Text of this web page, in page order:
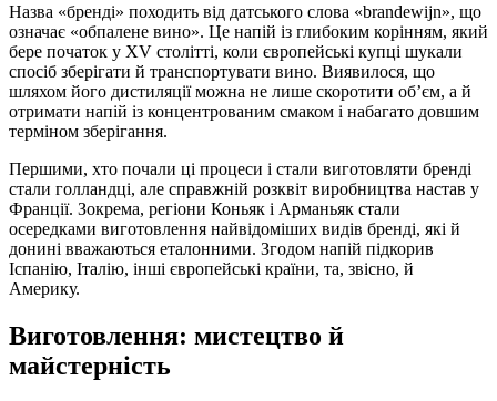
Назва «бренді» походить від датського слова «brandewijn», що
означає «обпалене вино». Це напій із глибоким корінням, який
бере початок у XV столітті, коли європейські купці шукали
спосіб зберігати й транспортувати вино. Виявилося, що
шляхом його дистиляції можна не лише скоротити об’єм, а й
отримати напій із концентрованим смаком і набагато довшим
терміном зберігання.
Першими, хто почали ці процеси і стали виготовляти бренді
стали голландці, але справжній розквіт виробництва настав у
Франції. Зокрема, регіони Коньяк і Арманьяк стали
осередками виготовлення найвідоміших видів бренді, які й
донині вважаються еталонними. Згодом напій підкорив
Іспанію, Італію, інші європейські країни, та, звісно, й
Америку.
Виготовлення: мистецтво й
майстерність